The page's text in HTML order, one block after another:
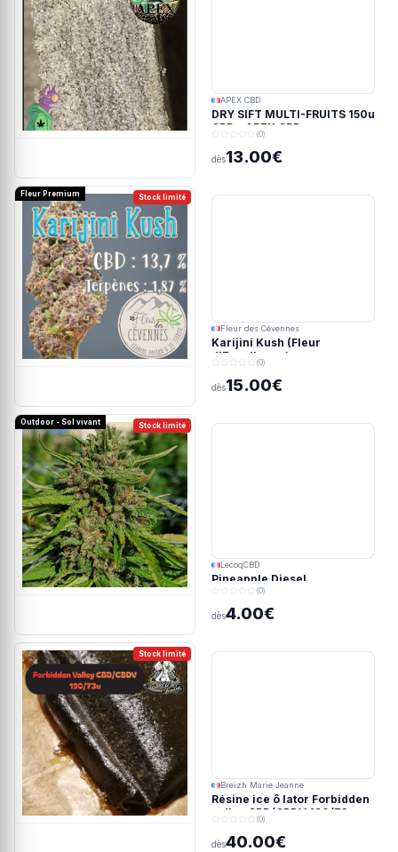
APEX CBD
DRY SIFT MULTI-FRUITS 150u
CBD - APEX CBD
(0)
dès13.00€
Stock limité
Fleur Premium
Fleur des Cévennes
Karijini Kush (Fleur
d'Excellence)
(0)
dès15.00€
Stock limité
Outdoor - Sol vivant
LecoqCBD
Pineapple Diesel
(0)
dès4.00€
Stock limité
Breizh Marie Jeanne
Résine ice ô lator Forbidden
valley CBD/CBDV 190/73u
(0)
dès40.00€